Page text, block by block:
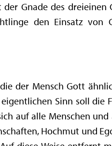
Gnade des dreieinen
den Einsatz von
der Mensch Gott
Sinn soll die
auf alle Menschen und
Hochmut und